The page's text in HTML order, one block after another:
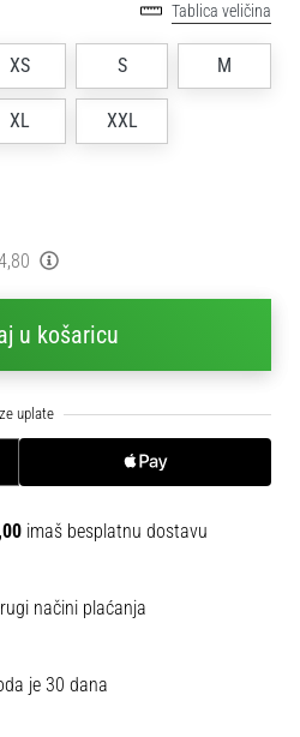
Tablica veličina
XS S M
XL XXL
u košaricu
imaš besplatnu dostavu
načini plaćanja
je 30 dana